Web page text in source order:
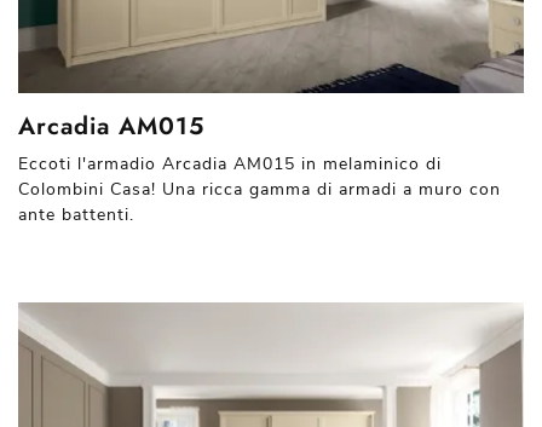
Arcadia AM015
Eccoti l'armadio Arcadia AM015 in melaminico di
Colombini Casa! Una ricca gamma di armadi a muro con
ante battenti.